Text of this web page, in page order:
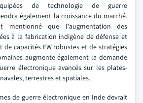
de technologie de guerre
également la croissance du marché.
mentionné que l'augmentation des
à la fabrication indigène de défense et
de capacités EW robustes et de stratégies
augmente également la demande
électronique avancés sur les plates-
terrestres et spatiales.
de guerre électronique en Inde devrait